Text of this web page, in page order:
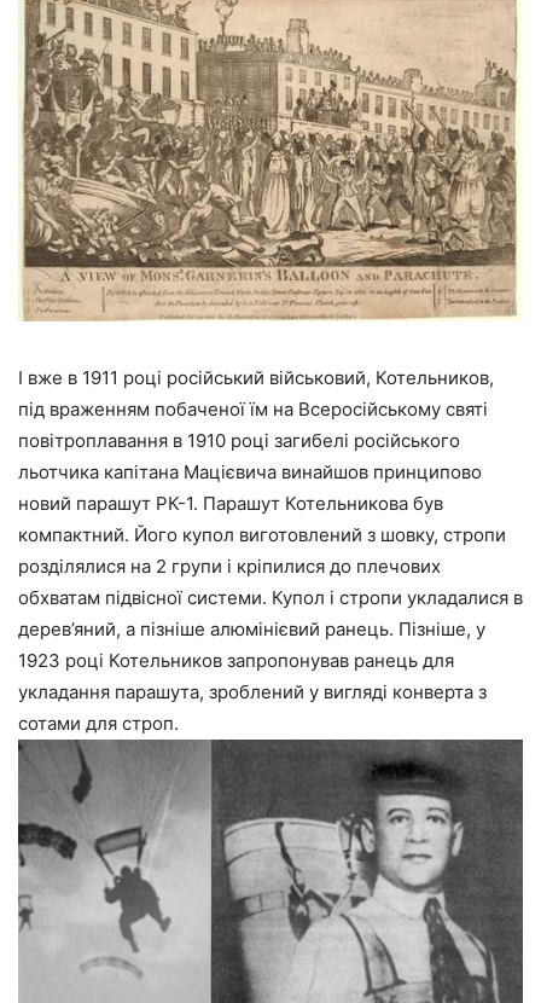
І вже в 1911 році російський військовий, Котельников,
під враженням побаченої їм на Всеросійському святі
повітроплавання в 1910 році загибелі російського
льотчика капітана Мацієвича винайшов принципово
новий парашут РК-1. Парашут Котельникова був
компактний. Його купол виготовлений з шовку, стропи
розділялися на 2 групи і кріпилися до плечових
обхватам підвісної системи. Купол і стропи укладалися в
дерев’яний, а пізніше алюмінієвий ранець. Пізніше, у
1923 році Котельников запропонував ранець для
укладання парашута, зроблений у вигляді конверта з
сотами для строп.